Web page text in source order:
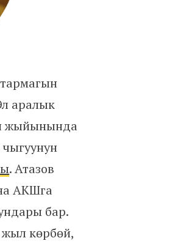
аралык
жыйынында
. Атазов
АКШга
бар.
көрбөй,